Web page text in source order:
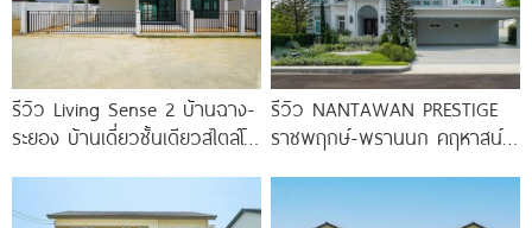
รีวิว Living Sense 2 บ้านฉาง-
ระยอง บ้านเดี่ยวชั้นเดียวสไตล์โม
รีวิว NANTAWAN PRESTIGE
ราชพฤกษ์-พรานนก คฤหาสน์
เริ่ม